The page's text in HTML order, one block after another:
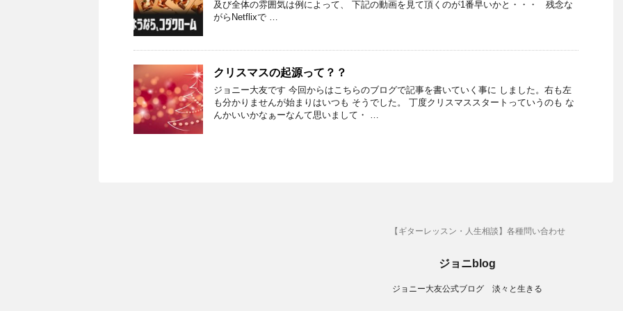
及び全体の雰囲気は例によって、 下記の動画を見て頂くのが1番早いかと・・・ 残念な
がらNetflixで …
クリスマスの起源って？？
ジョニー大友です 今回からはこちらのブログで記事を書いていく事に しました。右も左
も分かりませんが始まりはいつも そうでした。 丁度クリスマススタートっていうのも な
んかいいかなぁーなんて思いまして・ …
【ギターレッスン・人生相談】各種問い合わせ
ジョニblog
ジョニー大友公式ブログ 淡々と生きる